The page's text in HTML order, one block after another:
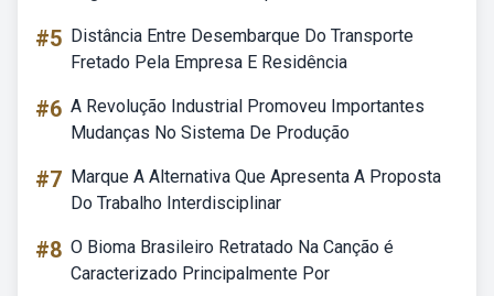
#5 Distância Entre Desembarque Do Transporte
Fretado Pela Empresa E Residência
#6 A Revolução Industrial Promoveu Importantes
Mudanças No Sistema De Produção
#7 Marque A Alternativa Que Apresenta A Proposta
Do Trabalho Interdisciplinar
#8 O Bioma Brasileiro Retratado Na Canção é
Caracterizado Principalmente Por